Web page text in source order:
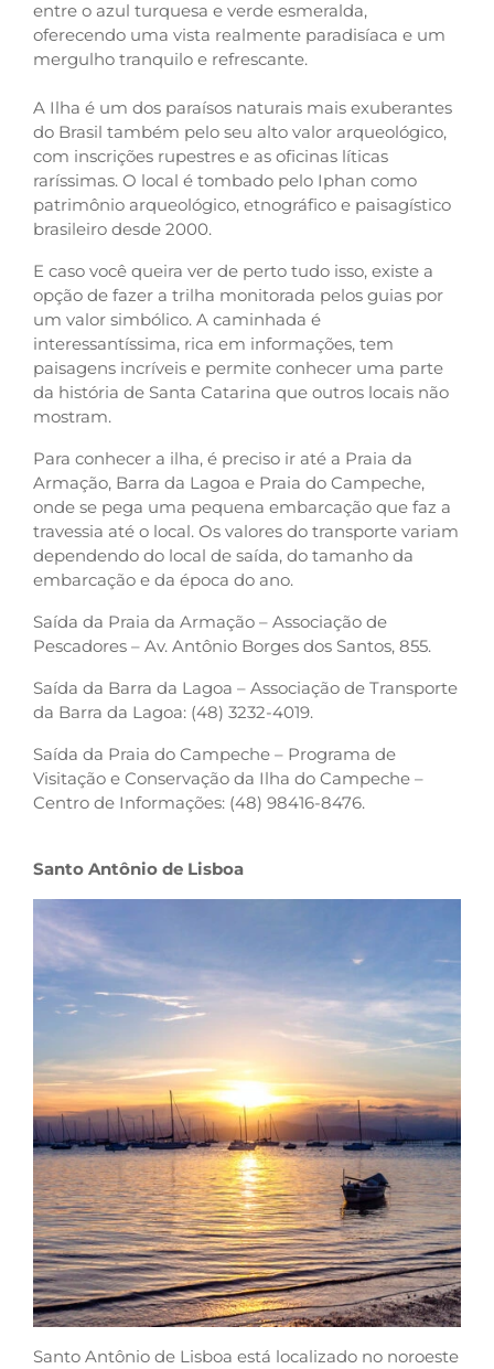
entre o azul turquesa e verde esmeralda,
oferecendo uma vista realmente paradisíaca e um
mergulho tranquilo e refrescante.
A Ilha é um dos paraísos naturais mais exuberantes
do Brasil também pelo seu alto valor arqueológico,
com inscrições rupestres e as oficinas líticas
raríssimas. O local é tombado pelo Iphan como
patrimônio arqueológico, etnográfico e paisagístico
brasileiro desde 2000.
E caso você queira ver de perto tudo isso, existe a
opção de fazer a trilha monitorada pelos guias por
um valor simbólico. A caminhada é
interessantíssima, rica em informações, tem
paisagens incríveis e permite conhecer uma parte
da história de Santa Catarina que outros locais não
mostram.
Para conhecer a ilha, é preciso ir até a Praia da
Armação, Barra da Lagoa e Praia do Campeche,
onde se pega uma pequena embarcação que faz a
travessia até o local. Os valores do transporte variam
dependendo do local de saída, do tamanho da
embarcação e da época do ano.
Saída da Praia da Armação – Associação de
Pescadores – Av. Antônio Borges dos Santos, 855.
Saída da Barra da Lagoa – Associação de Transporte
da Barra da Lagoa: (48) 3232-4019.
Saída da Praia do Campeche – Programa de
Visitação e Conservação da Ilha do Campeche –
Centro de Informações: (48) 98416-8476.
Santo Antônio de Lisboa
Santo Antônio de Lisboa está localizado no noroeste